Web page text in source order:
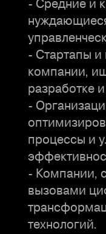
- Стартапы
компании,
разработке
-
процессы и
- Компании,
вызовами
технологий.